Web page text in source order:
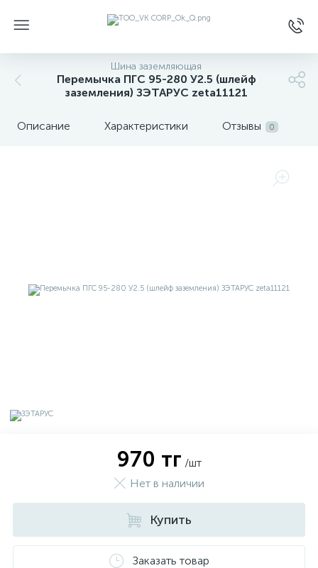
Шина заземляющая
Перемычка ПГС 95-280 У2.5 (шлейф
заземления) ЗЭТАРУС zeta11121
Описание Характеристики Отзывы 0
970 тг /шт
Нет в наличии
Купить
Заказать товар